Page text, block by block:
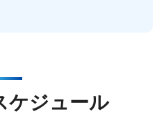
ケジュール